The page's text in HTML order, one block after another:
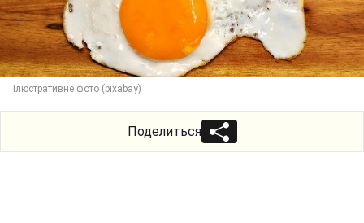
Ілюстративне фото (pixabay)
Поделиться